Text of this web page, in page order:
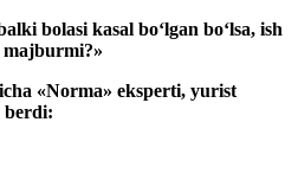
bolasi kasal boʻlgan boʻlsa, ish
majburmi?»
«Norma» eksperti, yurist